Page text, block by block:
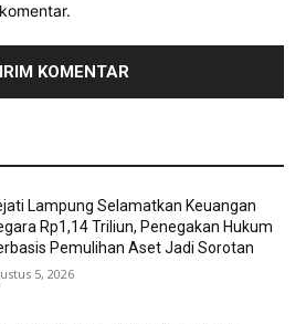
Lampung Selamatkan Keuangan
Rp1,14 Triliun, Penegakan Hukum
Pemulihan Aset Jadi Sorotan
5, 2026